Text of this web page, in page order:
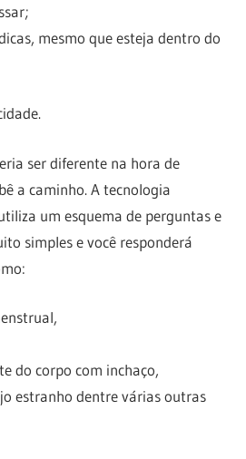
mesmo que esteja dentro do
ser diferente na hora de
a caminho. A tecnologia
um esquema de perguntas e
simples e você responderá
do corpo com inchaço,
estranho dentre várias outras